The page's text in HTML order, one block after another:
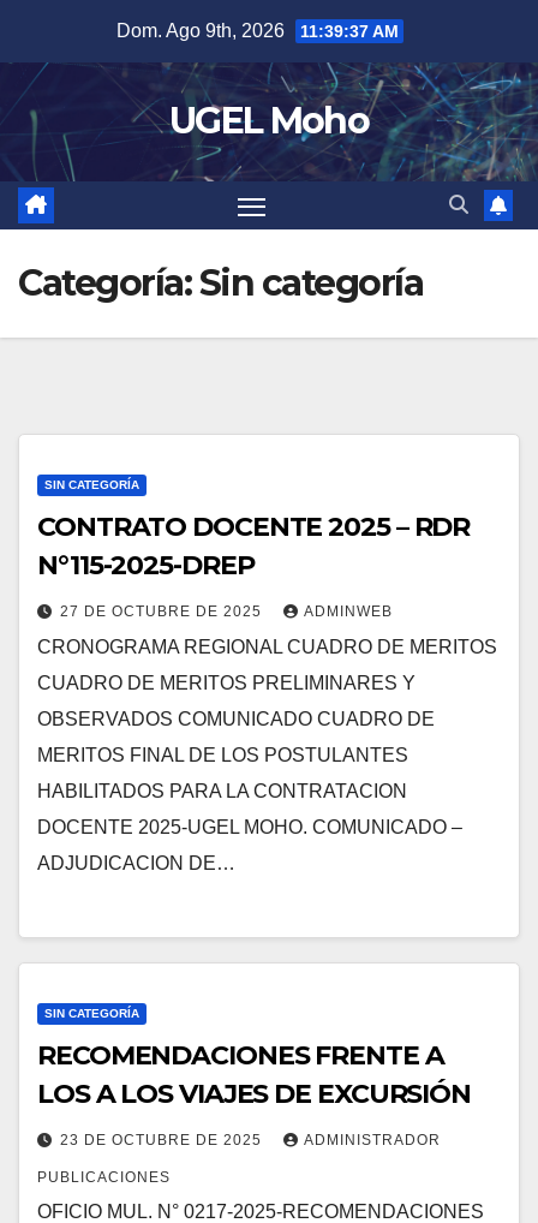
content
Dom. Ago 9th, 2026 11:39:38 AM
UGEL Moho
Categoría:Sin categoría
SIN CATEGORÍA
CONTRATO DOCENTE 2025 – RDR
N°115-2025-DREP
27 DE OCTUBRE DE 2025 ADMINWEB
CRONOGRAMA REGIONAL CUADRO DE MERITOS
CUADRO DE MERITOS PRELIMINARES Y
OBSERVADOS COMUNICADO CUADRO DE
MERITOS FINAL DE LOS POSTULANTES
HABILITADOS PARA LA CONTRATACION
DOCENTE 2025-UGEL MOHO. COMUNICADO –
ADJUDICACION DE…
SIN CATEGORÍA
RECOMENDACIONES FRENTE A
LOS A LOS VIAJES DE EXCURSIÓN
23 DE OCTUBRE DE 2025 ADMINISTRADOR
PUBLICACIONES
OFICIO MUL. N° 0217-2025-RECOMENDACIONES